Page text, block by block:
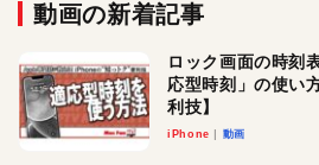
動画の新着記事
ロック画面の時刻
応型時刻」の使い
利技】
iPhone 動画